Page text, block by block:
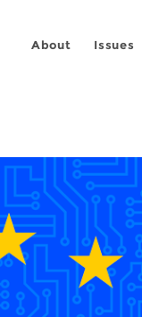
About Issues